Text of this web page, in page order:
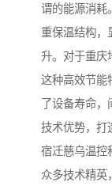
谓的能源消耗
重保温结构，
升。对于重庆
这种高效节能
了设备寿命，
技术优势，打
宿迁慈乌温控
众多技术精英